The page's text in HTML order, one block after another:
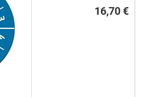
16,70 €